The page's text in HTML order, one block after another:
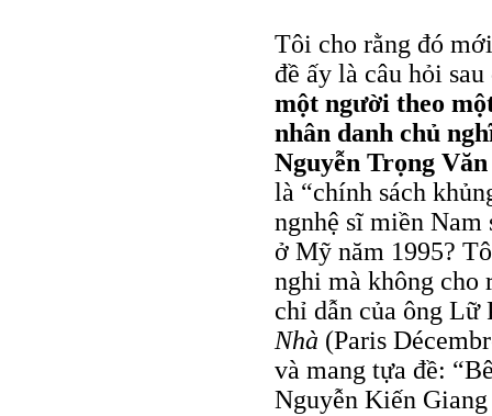
Tôi cho rằng đó
đề ấy là câu hỏi
một người theo
nhân danh chủ
Nguyễn Trọng
là “chính sách
ngnhệ sĩ miền
ở Mỹ năm 1995?
nghi mà không cho
chỉ dẫn của ông
Nhà (Paris
và mang tựa đề:
Nguyễn Kiến